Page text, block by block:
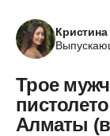
Трое
Алматы